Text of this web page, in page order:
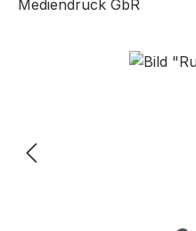
Mediendruck GbR
Bildergalerie überspringen